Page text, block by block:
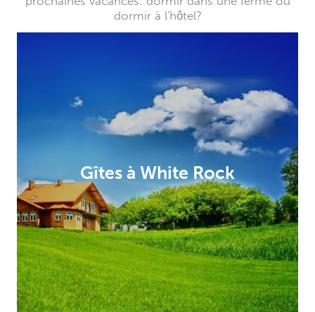
dormir à l'hôtel?
Gîtes à White Rock